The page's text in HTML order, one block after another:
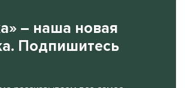
– наша новая
Подпишитесь